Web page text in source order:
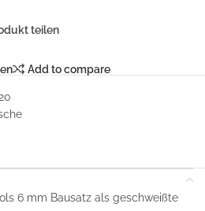
teilen
Add to compare
6 mm Bausatz als geschweißte